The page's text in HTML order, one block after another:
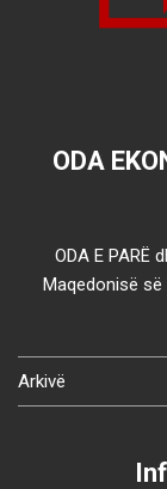
ODA
ODA E PARË
Maqedonisë së
Arkivë